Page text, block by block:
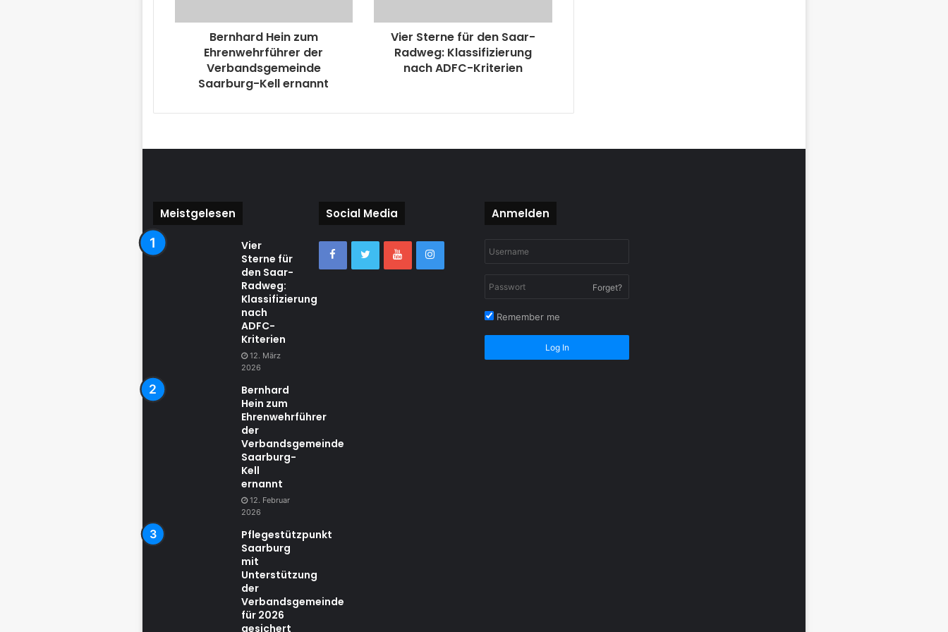
Bernhard Hein zum
Ehrenwehrführer der
Verbandsgemeinde
Saarburg-Kell ernannt
Vier Sterne für den Saar-
Radweg: Klassifizierung
nach ADFC-Kriterien
Meistgelesen
Vier
Sterne für
den Saar-
Radweg:
Klassifizierung
nach
ADFC-
Kriterien
12. März
2026
Bernhard
Hein zum
Ehrenwehrführer
der
Verbandsgemeinde
Saarburg-
Kell
ernannt
12. Februar
2026
Pflegestützpunkt
Saarburg
mit
Unterstützung
der
Verbandsgemeinde
für 2026
gesichert
Social Media Anmelden
Forget?
Remember me
Log In